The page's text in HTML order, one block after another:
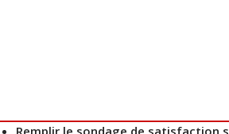
Remplir le sondage de satisfaction